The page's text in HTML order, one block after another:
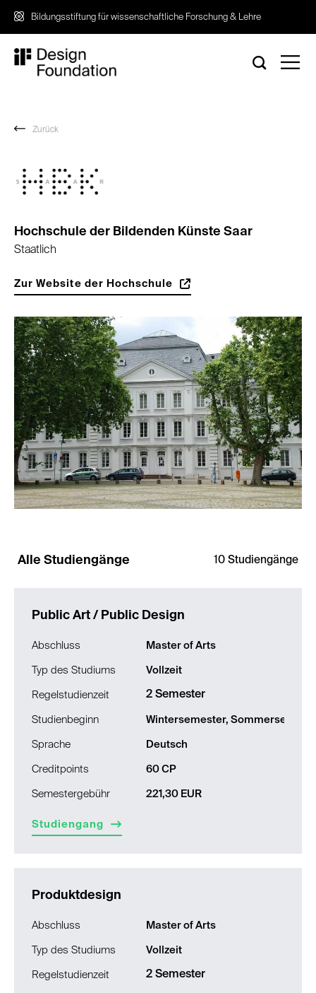
Bildungsstiftung für wissenschaftliche Forschung & Lehre
Zurück
Hochschule der Bildenden Künste Saar
Staatlich
Zur Website der Hochschule
Alle Studiengänge 10 Studiengänge
Public Art / Public Design
Abschluss Master of Arts
Typ des Studiums Vollzeit
Regelstudienzeit 2 Semester
Studienbeginn Wintersemester,
Sprache Deutsch
Creditpoints 60 CP
Semestergebühr 221,30 EUR
Studiengang
Produktdesign
Abschluss Master of Arts
Typ des Studiums Vollzeit
Regelstudienzeit 2 Semester